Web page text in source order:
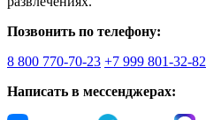
Позвонить по телефону:
8 800 770-70-23 +7 999 801-32-82
Написать в мессенджерах: